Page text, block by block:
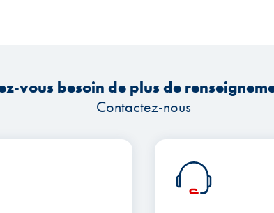
vous besoin de plus de
Contactez-nous